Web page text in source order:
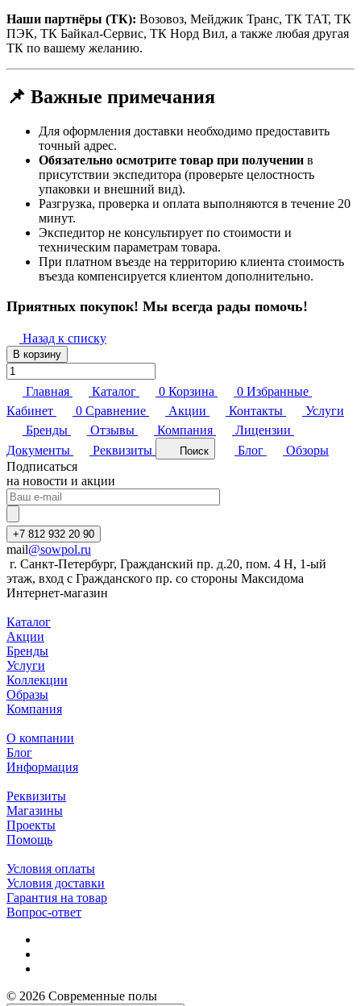
Наши партнёры (ТК): Возовоз, Мейджик Транс, ТК ТАТ, ТК
ПЭК, ТК Байкал-Сервис, ТК Норд Вил, а также любая другая
ТК по вашему желанию.
📌 Важные примечания
Для оформления доставки необходимо предоставить
точный адрес.
Обязательно осмотрите товар при получении в
присутствии экспедитора (проверьте целостность
упаковки и внешний вид).
Разгрузка, проверка и оплата выполняются в течение 20
минут.
Экспедитор не консультирует по стоимости и
техническим параметрам товара.
При платном въезде на территорию клиента стоимость
въезда компенсируется клиентом дополнительно.
Приятных покупок! Мы всегда рады помочь!
Назад к списку
В корзину
Главная Каталог 0 Корзина 0 Избранные
Кабинет
0 Сравнение Акции Контакты
Услуги
Бренды
Отзывы Компания
Лицензии
Документы
Реквизиты Поиск Блог
Обзоры
Подписаться
на новости и акции
+7 812 932 20 90
mail@sowpol.ru
г. Санкт-Петербург, Гражданский пр. д.20, пом. 4 Н, 1-ый
этаж, вход с Гражданского пр. со стороны Максидома
Интернет-магазин
Каталог
Акции
Бренды
Услуги
Коллекции
Образы
Компания
О компании
Блог
Информация
Реквизиты
Магазины
Проекты
Помощь
Условия оплаты
Условия доставки
Гарантия на товар
Вопрос-ответ
© 2026 Современные полы